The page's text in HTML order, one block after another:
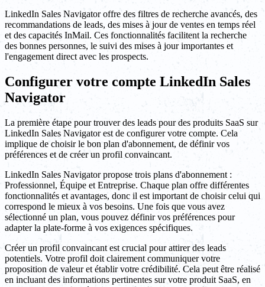
LinkedIn Sales Navigator offre des filtres de recherche avancés, des
recommandations de leads, des mises à jour de ventes en temps réel
et des capacités InMail. Ces fonctionnalités facilitent la recherche
des bonnes personnes, le suivi des mises à jour importantes et
l'engagement direct avec les prospects.
Configurer votre compte LinkedIn Sales
Navigator
La première étape pour trouver des leads pour des produits SaaS sur
LinkedIn Sales Navigator est de configurer votre compte. Cela
implique de choisir le bon plan d'abonnement, de définir vos
préférences et de créer un profil convaincant.
LinkedIn Sales Navigator propose trois plans d'abonnement :
Professionnel, Équipe et Entreprise. Chaque plan offre différentes
fonctionnalités et avantages, donc il est important de choisir celui qui
correspond le mieux à vos besoins. Une fois que vous avez
sélectionné un plan, vous pouvez définir vos préférences pour
adapter la plate-forme à vos exigences spécifiques.
Créer un profil convaincant est crucial pour attirer des leads
potentiels. Votre profil doit clairement communiquer votre
proposition de valeur et établir votre crédibilité. Cela peut être réalisé
en incluant des informations pertinentes sur votre produit SaaS, en